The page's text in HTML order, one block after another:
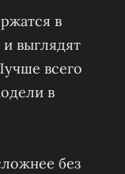
в
выглядят
всего
в
без